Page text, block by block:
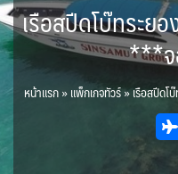
เอเชียกลาง 6
LKA ศรีลังกา + BGD บัง
ศ
0
HKG ฮ่องกง - มาเก๊า 10
แอลเบเนีย - Albania 0
MNE มอนเตเนโกร 1
อเมริกาใต้ 8
CAN แคนาดา
ทัวร์ ล่องเรือสำราญยุโรป
ทัวร์ ล่องเรือสำราญอเมริก
นิวซีแลนด์ - New
11
นามิเบีย - Namibia 1
ล่องเรือดินเนอร์ วันวาเลน
22
ล่องเรือดินเนอร์วันปีใหม่
ล่องเรือดินเนอร์แม่น้ำ
าพระยา
ล่องเรือโปรแกรมอยุธยา 9
ล่องเรือ รอบ Sunset 14
ล่องเรือเหมาลำ / เหมาชั้น /
อยอร์ช / Speed Boat ส่วนตัว
เรือยอร์ช / Speed Boat
บ Join ทั่วประเทศ
72
บุฟเฟต์โรงแรม/ร้านอาหาร
ตั๋วเรือ Hop-on Hop-off
แต่งชุดไทยถ่ายรูปวัดอรุณ
ห้องพักราคาพิเศษ 3
เรือสปีดโบ๊ทระยอ
***
หน้าแรก»แพ็กเกจทัวร์»เรือสปีดโ